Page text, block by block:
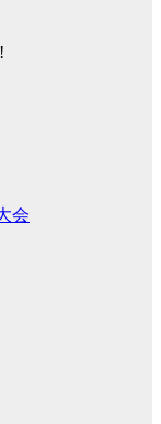
会